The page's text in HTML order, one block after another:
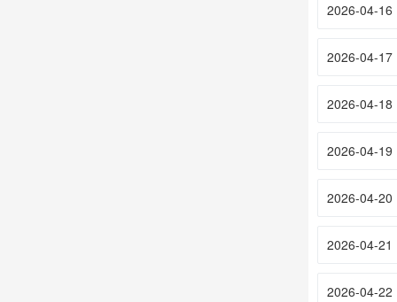
2026-04-16
2026-04-17
2026-04-18
2026-04-19
2026-04-20
2026-04-21
2026-04-22